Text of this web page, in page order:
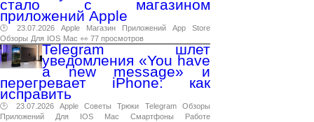
стало с магазином
приложений Apple
🕑 23.07.2026 Apple Магазин Приложений App
Store
Обзоры Для IOS Mac 👀 77 просмотров
Telegram шлет
уведомления «You have
a new message» и
перегревает iPhone: как
исправить
🕑 23.07.2026 Apple Советы Трюки Telegram
Обзоры
Приложений
Для IOS Mac Смартфоны
Работе